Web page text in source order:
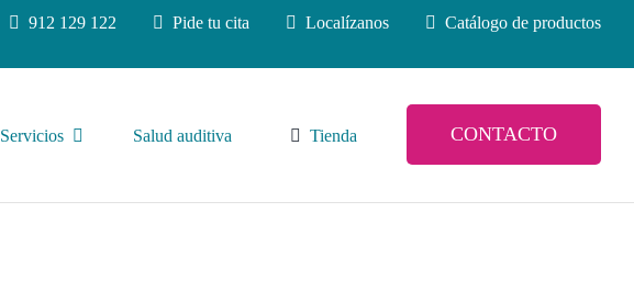
912 129 122 Pide tu cita Localízanos Catálogo de productos
Servicios Salud auditiva Tienda CONTACTO